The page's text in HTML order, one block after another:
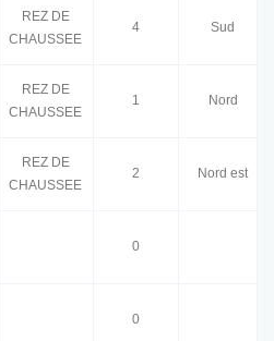
REZ DE
CHAUSSEE
4 Sud
REZ DE
CHAUSSEE
1 Nord
REZ DE
CHAUSSEE
2 Nord est
0
0